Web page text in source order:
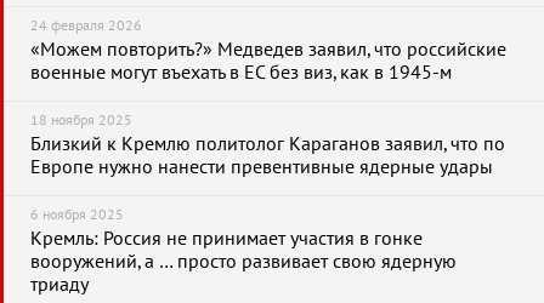
24 февраля 2026
«Можем повторить?» Медведев заявил, что российские
военные могут въехать в ЕС без виз, как в 1945-м
18 ноября 2025
Близкий к Кремлю политолог Караганов заявил, что по
Европе нужно нанести превентивные ядерные удары
6 ноября 2025
Кремль: Россия не принимает участия в гонке
вооружений, а … просто развивает свою ядерную
триаду